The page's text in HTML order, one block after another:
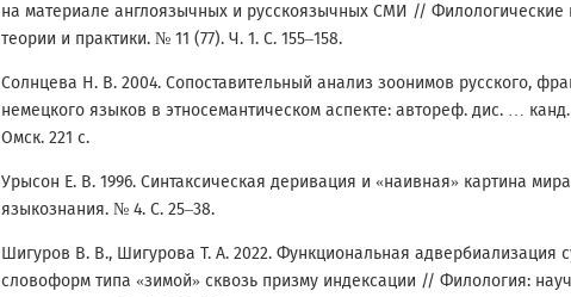
на материале англоязычных и русскоязычных СМИ // Филологические
теории и практики. № 11 (77). Ч. 1. C. 155–158.
Солнцева Н. В. 2004. Сопоставительный анализ зоонимов русского,
немецкого языков в этносемантическом аспекте: автореф. дис. …
Омск. 221 с.
Урысон Е. В. 1996. Синтаксическая деривация и «наивная» картина
языкознания. № 4. С. 25–38.
Шигуров В. В., Шигурова Т. А. 2022. Функциональная адвербиализация
словоформ типа «зимой» сквозь призму индексации // Филология: